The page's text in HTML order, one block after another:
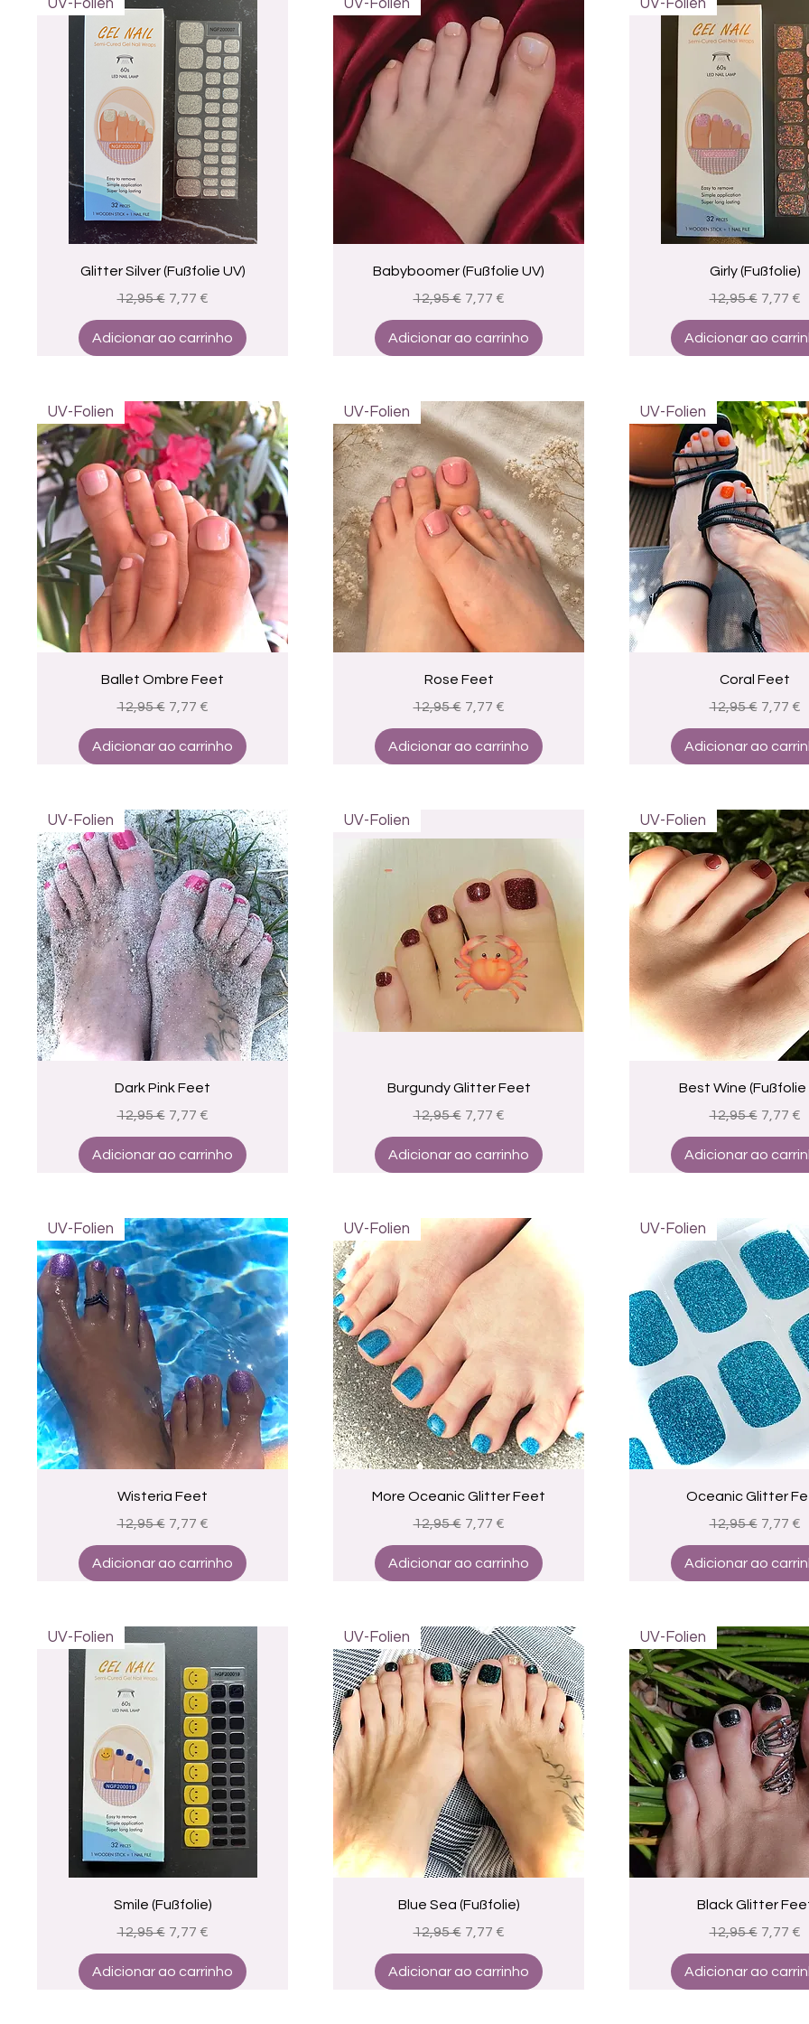
Visualização rápida
UV-Folien
Glitter Silver (Fußfolie UV)
Preço normal
12,95 € Preço promocional
7,77 €
Adicionar ao carrinho
Visualização rápida
UV-Folien
Babyboomer (Fußfolie UV)
Preço normal
12,95 € Preço promocional
7,77 €
Adicionar ao carrinho
Visualização rápida
UV-Folien
Girly (Fußfolie)
Preço normal
12,95 € Preço
7,77 €
Adicionar ao
Visualização rápida
UV-Folien
Ballet Ombre Feet
Preço normal
12,95 € Preço promocional
7,77 €
Adicionar ao carrinho
Visualização rápida
UV-Folien
Rose Feet
Preço normal
12,95 € Preço promocional
7,77 €
Adicionar ao carrinho
Visualização rápida
UV-Folien
Coral Feet
Preço normal
12,95 € Preço
7,77 €
Adicionar ao
Visualização rápida
UV-Folien
Dark Pink Feet
Preço normal
12,95 € Preço promocional
7,77 €
Adicionar ao carrinho
Visualização rápida
UV-Folien
Burgundy Glitter Feet
Preço normal
12,95 € Preço promocional
7,77 €
Adicionar ao carrinho
Visualização
UV-Folien
Best Wine (Fußfolie
Preço normal
12,95 € Preço
7,77 €
Adicionar ao
Visualização rápida
UV-Folien
Wisteria Feet
Preço normal
12,95 € Preço promocional
7,77 €
Adicionar ao carrinho
Visualização rápida
UV-Folien
More Oceanic Glitter Feet
Preço normal
12,95 € Preço promocional
7,77 €
Adicionar ao carrinho
Visualização
UV-Folien
Oceanic Glitter
Preço normal
12,95 € Preço
7,77 €
Adicionar ao
Visualização rápida
UV-Folien
Smile (Fußfolie)
Preço normal
12,95 € Preço promocional
7,77 €
Adicionar ao carrinho
Visualização rápida
UV-Folien
Blue Sea (Fußfolie)
Preço normal
12,95 € Preço promocional
7,77 €
Adicionar ao carrinho
Visualização
UV-Folien
Black Glitter
Preço normal
12,95 € Preço
7,77 €
Adicionar ao